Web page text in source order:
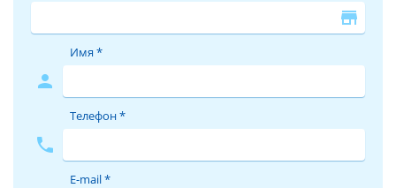
store
person
Имя *
phone
Телефон *
E-mail *